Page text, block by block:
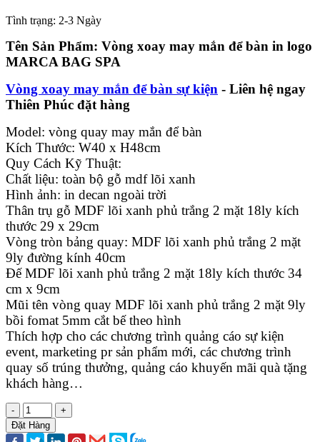
Tình trạng: 2-3 Ngày
Tên Sản Phẩm: Vòng xoay may mắn để bàn in logo
MARCA BAG SPA
Vòng xoay may mắn để bàn sự kiện - Liên hệ ngay
Thiên Phúc đặt hàng
Model: vòng quay may mắn để bàn
Kích Thước: W40 x H48cm
Quy Cách Kỹ Thuật:
Chất liệu: toàn bộ gỗ mdf lõi xanh
Hình ảnh: in decan ngoài trời
Thân trụ gỗ MDF lõi xanh phủ trắng 2 mặt 18ly kích
thước 29 x 29cm
Vòng tròn bảng quay: MDF lõi xanh phủ trắng 2 mặt
9ly đường kính 40cm
Đế MDF lõi xanh phủ trắng 2 mặt 18ly kích thước 34
cm x 9cm
Mũi tên vòng quay MDF lõi xanh phủ trắng 2 mặt 9ly
bồi fomat 5mm cắt bế theo hình
Thích hợp cho các chương trình quảng cáo sự kiện
event, marketing pr sản phẩm mới, các chương trình
quay số trúng thưởng, quảng cáo khuyến mãi quà tặng
khách hàng…
-
+
Đặt Hàng